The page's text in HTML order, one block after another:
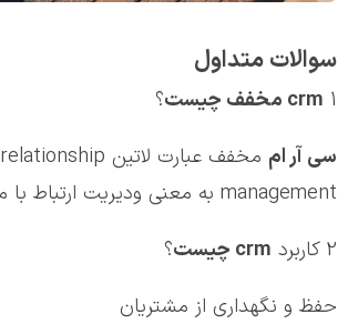
سوالات متداول
1
crm مخفف چیست؟
سي آر ام مخفف عبارت لاتین relationship
management به معنی ودیریت ارتباط با مشتری است.
2 کاربرد
crm چیست؟
حفظ و نگهداری از مشتریان